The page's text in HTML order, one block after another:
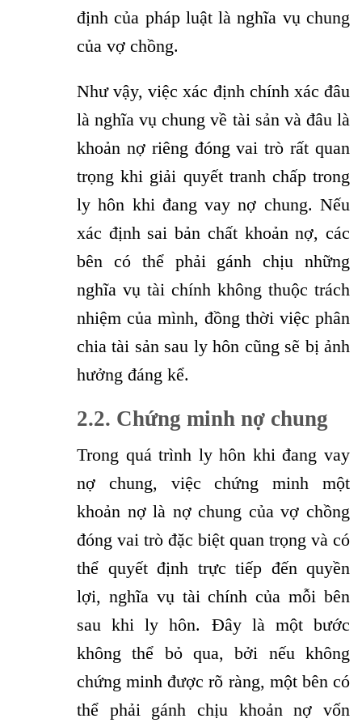
định của pháp luật là nghĩa vụ chung
của vợ chồng.
Như vậy, việc xác định chính xác đâu
là nghĩa vụ chung về tài sản và đâu là
khoản nợ riêng đóng vai trò rất quan
trọng khi giải quyết tranh chấp trong
ly hôn khi đang vay nợ chung. Nếu
xác định sai bản chất khoản nợ, các
bên có thể phải gánh chịu những
nghĩa vụ tài chính không thuộc trách
nhiệm của mình, đồng thời việc phân
chia tài sản sau ly hôn cũng sẽ bị ảnh
hưởng đáng kể.
2.2. Chứng minh nợ chung
Trong quá trình ly hôn khi đang vay
nợ chung, việc chứng minh một
khoản nợ là nợ chung của vợ chồng
đóng vai trò đặc biệt quan trọng và có
thể quyết định trực tiếp đến quyền
lợi, nghĩa vụ tài chính của mỗi bên
sau khi ly hôn. Đây là một bước
không thể bỏ qua, bởi nếu không
chứng minh được rõ ràng, một bên có
thể phải gánh chịu khoản nợ vốn